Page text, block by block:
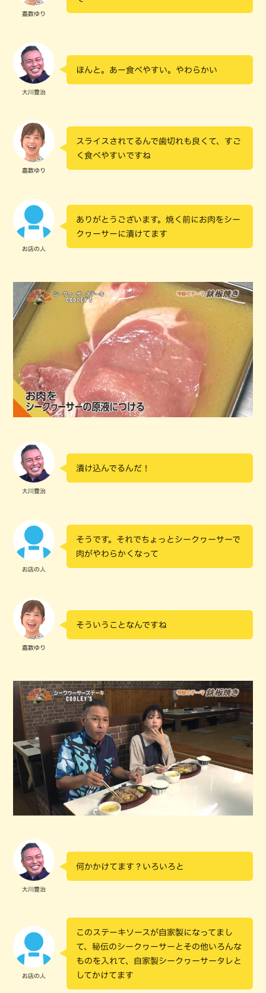
嘉数ゆり
大川豊治
ほんと。あー食べやすい。やわらかい
嘉数ゆり
スライスされてるんで歯切れも良くて、すご
く食べやすいですね
お店の人
ありがとうございます。焼く前にお肉をシー
クヮーサーに漬けてます
大川豊治
漬け込んでるんだ！
お店の人
そうです。それでちょっとシークヮーサーで
肉がやわらかくなって
嘉数ゆり
そういうことなんですね
大川豊治
何かかけてます？いろいろと
お店の人
このステーキソースが自家製になってまし
て、秘伝のシークヮーサーとその他いろんな
ものを入れて、自家製シークヮーサータレと
してかけてます